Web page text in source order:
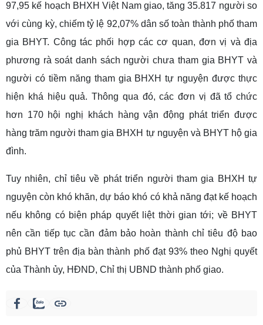
97,95 kế hoạch BHXH Việt Nam giao, tăng 35.817 người so
với cùng kỳ, chiếm tỷ lệ 92,07% dân số toàn thành phố tham
gia BHYT. Công tác phối hợp các cơ quan, đơn vị và địa
phương rà soát danh sách người chưa tham gia BHYT và
người có tiềm năng tham gia BHXH tự nguyện được thực
hiện khá hiệu quả. Thông qua đó, các đơn vị đã tổ chức
hơn 170 hội nghị khách hàng vận động phát triển được
hàng trăm người tham gia BHXH tự nguyện và BHYT hộ gia
đình.
Tuy nhiên, chỉ tiêu về phát triển người tham gia BHXH tự
nguyện còn khó khăn, dự báo khó có khả năng đạt kế hoạch
nếu không có biện pháp quyết liệt thời gian tới; về BHYT
nên cần tiếp tục cần đảm bảo hoàn thành chỉ tiêu độ bao
phủ BHYT trên địa bàn thành phố đạt 93% theo Nghị quyết
của Thành ủy, HĐND, Chỉ thị UBND thành phố giao.